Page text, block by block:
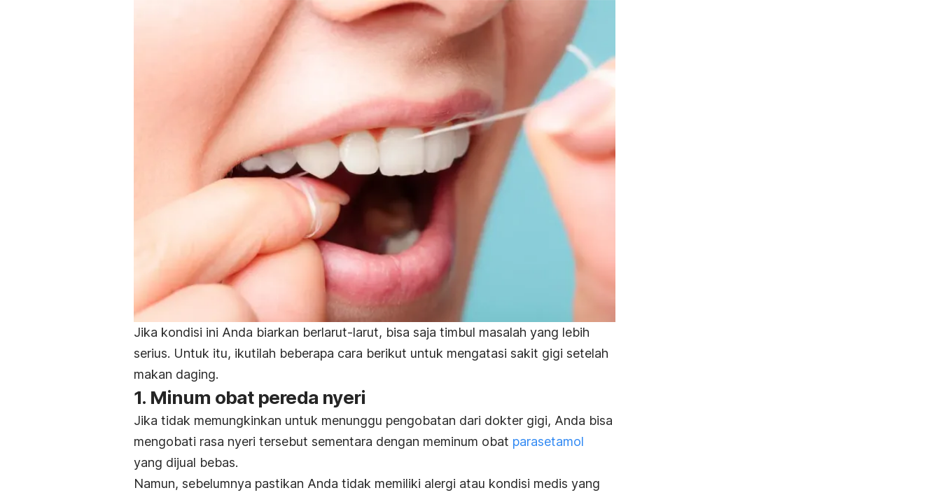
Jika kondisi ini Anda biarkan berlarut-larut, bisa saja timbul masalah yang lebih
serius. Untuk itu, ikutilah beberapa cara berikut untuk mengatasi sakit gigi setelah
makan daging.
1. Minum obat pereda nyeri
Jika tidak memungkinkan untuk menunggu pengobatan dari dokter gigi, Anda bisa
mengobati rasa nyeri tersebut sementara dengan meminum obat parasetamol
yang dijual bebas.
Namun, sebelumnya pastikan Anda tidak memiliki alergi atau kondisi medis yang